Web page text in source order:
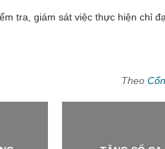
tra, giám sát việc thực hiện chỉ
Theo